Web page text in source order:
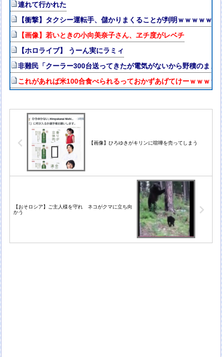
連れて行かれた
【衝撃】タクシー運転手、儲かりまくることが判明ｗｗｗｗｗ
【画像】若いときの小向美奈子さん、ヱチ度がレベチ
【ホロライブ】 うーん実にラミィ
非難民「クーラー300台送ってきたが電気がないから野積のまま
これがあれば米100合食べられるっておかずあげてけーｗｗｗｗ
【画像】ひろゆきがキリンに喧嘩を売ってしまう
【おそロシア】ご主人様を守れ ネコがクマに立ち向
かう